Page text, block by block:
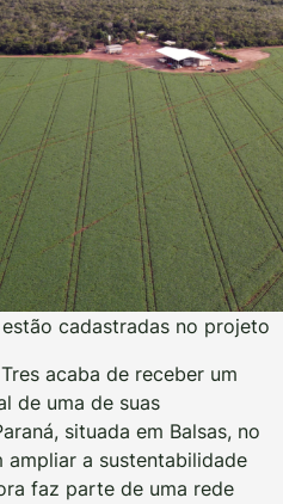
cadastradas no projeto
acaba de receber um
de uma de suas
situada em Balsas, no
ampliar a sustentabilidade
faz parte de uma rede